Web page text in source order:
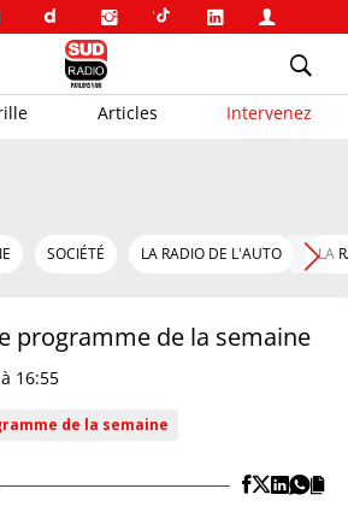
Articles Intervenez
SOCIÉTÉ LA RADIO DE L'AUTO LA
programme de la semaine
16:55
de la semaine